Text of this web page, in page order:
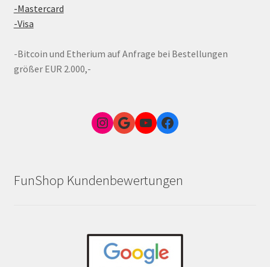
-Mastercard
-Visa
-Bitcoin und Etherium auf Anfrage bei Bestellungen
größer EUR 2.000,-
Instagram
Google Link zum FunShop WienYouTubeFacebook
FunShop Kundenbewertungen